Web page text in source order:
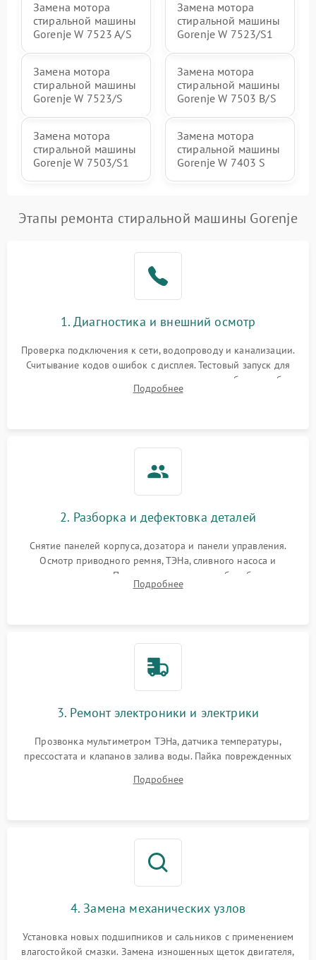
Замена мотора
стиральной машины
Gorenje W 7523 A/S
Замена мотора
стиральной машины
Gorenje W 7523/S1
Замена мотора
стиральной машины
Gorenje W 7523/S
Замена мотора
стиральной машины
Gorenje W 7503 B/S
Замена мотора
стиральной машины
Gorenje W 7503/S1
Замена мотора
стиральной машины
Gorenje W 7403 S
Этапы ремонта стиральной машины Gorenje
1. Диагностика и внешний осмотр
Проверка подключения к сети, водопроводу и канализации.
Считывание кодов ошибок с дисплея. Тестовый запуск для
выявления посторонних шумов, протечек или сбоев в работе
электронного модуля управления.
Подробнее
2. Разборка и дефектовка деталей
Снятие панелей корпуса, дозатора и панели управления.
Осмотр приводного ремня, ТЭНа, сливного насоса и
амортизаторов. Проверка подшипников барабана и
крестовины на износ, а манжеты люка на разрывы.
Подробнее
3. Ремонт электроники и электрики
Прозвонка мультиметром ТЭНа, датчика температуры,
прессостата и клапанов залива воды. Пайка поврежденных
Восстановление целостности проводки и контактов.
Подробнее
4. Замена механических узлов
Установка новых подшипников и сальников с применением
влагостойкой смазки. Замена изношенных щеток двигателя,